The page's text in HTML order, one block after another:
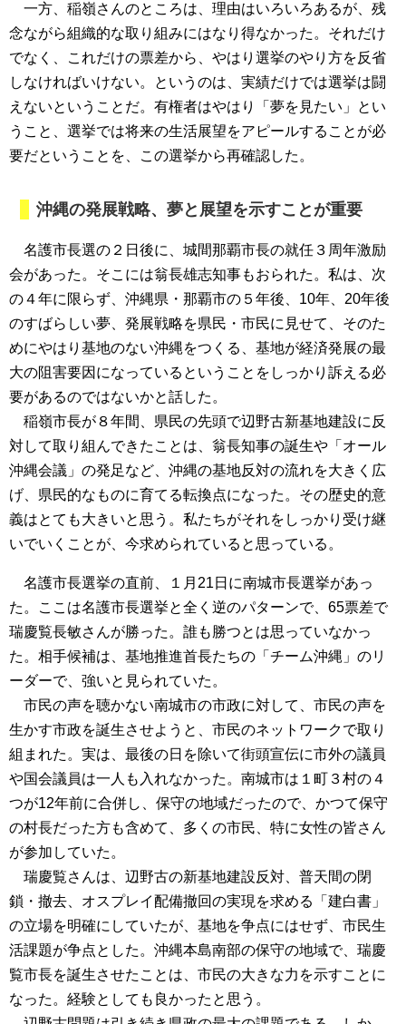
一方、稲嶺さんのところは、理由はいろいろあるが、残
念ながら組織的な取り組みにはなり得なかった。それだけ
でなく、これだけの票差から、やはり選挙のやり方を反省
しなければいけない。というのは、実績だけでは選挙は闘
えないということだ。有権者はやはり「夢を見たい」とい
うこと、選挙では将来の生活展望をアピールすることが必
要だということを、この選挙から再確認した。
沖縄の発展戦略、夢と展望を示すことが重要
名護市長選の２日後に、城間那覇市長の就任３周年激励
会があった。そこには翁長雄志知事もおられた。私は、次
の４年に限らず、沖縄県・那覇市の５年後、10年、20年後
のすばらしい夢、発展戦略を県民・市民に見せて、そのた
めにやはり基地のない沖縄をつくる、基地が経済発展の最
大の阻害要因になっているということをしっかり訴える必
要があるのではないかと話した。
稲嶺市長が８年間、県民の先頭で辺野古新基地建設に反
対して取り組んできたことは、翁長知事の誕生や「オール
沖縄会議」の発足など、沖縄の基地反対の流れを大きく広
げ、県民的なものに育てる転換点になった。その歴史的意
義はとても大きいと思う。私たちがそれをしっかり受け継
いでいくことが、今求められていると思っている。
名護市長選挙の直前、１月21日に南城市長選挙があっ
た。ここは名護市長選挙と全く逆のパターンで、65票差で
瑞慶覧長敏さんが勝った。誰も勝つとは思っていなかっ
た。相手候補は、基地推進首長たちの「チーム沖縄」のリ
ーダーで、強いと見られていた。
市民の声を聴かない南城市の市政に対して、市民の声を
生かす市政を誕生させようと、市民のネットワークで取り
組まれた。実は、最後の日を除いて街頭宣伝に市外の議員
や国会議員は一人も入れなかった。南城市は１町３村の４
つが12年前に合併し、保守の地域だったので、かつて保守
の村長だった方も含めて、多くの市民、特に女性の皆さん
が参加していた。
瑞慶覧さんは、辺野古の新基地建設反対、普天間の閉
鎖・撤去、オスプレイ配備撤回の実現を求める「建白書」
の立場を明確にしていたが、基地を争点にはせず、市民生
活課題が争点とした。沖縄本島南部の保守の地域で、瑞慶
覧市長を誕生させたことは、市民の大きな力を示すことに
なった。経験としても良かったと思う。